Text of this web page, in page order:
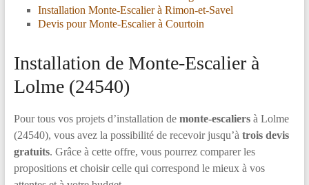
Installation Monte-Escalier à Rimon-et-Savel
Devis pour Monte-Escalier à Courtoin
Installation de Monte-Escalier à
Lolme (24540)
Pour tous vos projets d’installation de monte-escaliersà Lolme
(24540), vous avez la possibilité de recevoir jusqu’à trois devis
gratuits. Grâce à cette offre, vous pourrez comparer les
propositions et choisir celle qui correspond le mieux à vos